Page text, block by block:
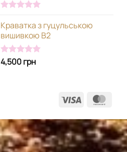
5.00з 5
Краватка з гуцульською
вишивкою В2
Оцінено в
5.00
з 5
4,500грн
Visa